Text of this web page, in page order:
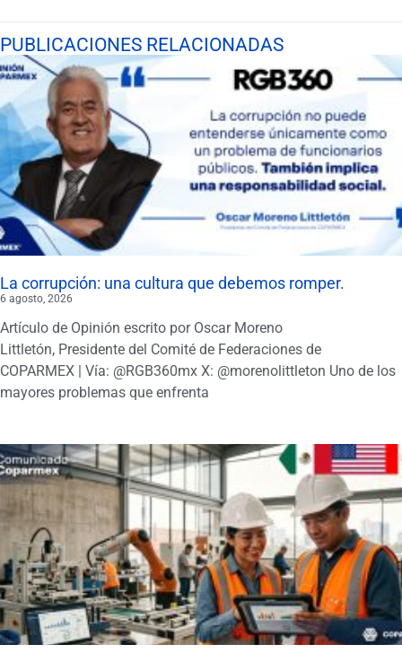
PUBLICACIONES RELACIONADAS
La corrupción: una cultura que debemos romper.
6 agosto, 2026
Artículo de Opinión escrito por Oscar Moreno
Littletón, Presidente del Comité de Federaciones de
COPARMEX | Vía: @RGB360mx X: @morenolittleton Uno de los
mayores problemas que enfrenta